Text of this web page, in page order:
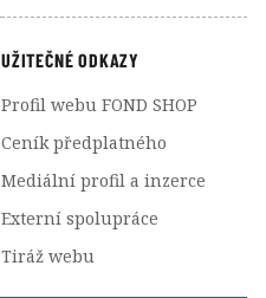
UŽITEČNÉ ODKAZY
Profil webu FOND SHOP
Ceník předplatného
Mediální profil a inzerce
Externí spolupráce
Tiráž webu